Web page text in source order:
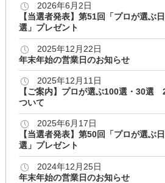
2026年6月2日
【当選者発表】第51回「プロが選ぶ
選」プレゼント
2025年12月22日
年末年始の営業日のお知らせ
2025年12月11日
【ご案内】プロが選ぶ100選・30選
ついて
2025年6月17日
【当選者発表】第50回「プロが選ぶ
選」プレゼント
2024年12月25日
年末年始の営業日のお知らせ